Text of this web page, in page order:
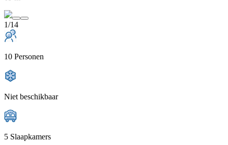
1/14
10 Personen
Niet beschikbaar
5 Slaapkamers